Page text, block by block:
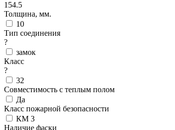
154.5
Толщина, мм.
10
Тип соединения
?
замок
Класс
?
32
Совместимость с теплым полом
Да
Класс пожарной безопасности
КМ 3
Наличие фаски